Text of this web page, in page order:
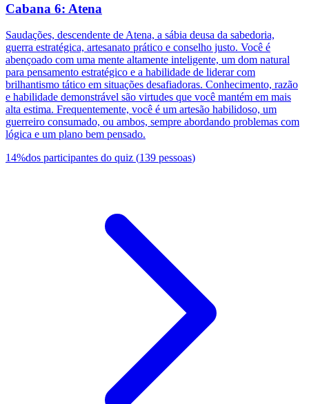
Cabana 6: Atena
Saudações, descendente de Atena, a sábia deusa da sabedoria,
guerra estratégica, artesanato prático e conselho justo. Você é
abençoado com uma mente altamente inteligente, um dom natural
para pensamento estratégico e a habilidade de liderar com
brilhantismo tático em situações desafiadoras. Conhecimento, razão
e habilidade demonstrável são virtudes que você mantém em mais
alta estima. Frequentemente, você é um artesão habilidoso, um
guerreiro consumado, ou ambos, sempre abordando problemas com
lógica e um plano bem pensado.
14%dos participantes do quiz (139 pessoas)